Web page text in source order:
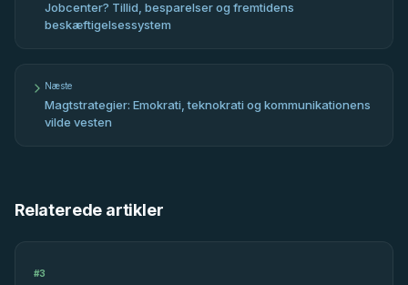
Jobcenter? Tillid, besparelser og fremtidens
beskæftigelsessystem
Næste
Magtstrategier: Emokrati, teknokrati og kommunikationens
vilde vesten
Relaterede artikler
#3